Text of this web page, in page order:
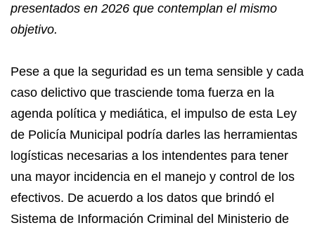
presentados en 2026 que contemplan el mismo
objetivo.
Pese a que la seguridad es un tema sensible y cada
caso delictivo que trasciende toma fuerza en la
agenda política y mediática, el impulso de esta Ley
de Policía Municipal podría darles las herramientas
logísticas necesarias a los intendentes para tener
una mayor incidencia en el manejo y control de los
efectivos. De acuerdo a los datos que brindó el
Sistema de Información Criminal del Ministerio de